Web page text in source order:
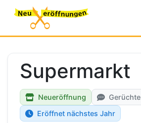
Supermarkt
Neueröffnung
Gerüchte
Eröffnet nächstes Jahr